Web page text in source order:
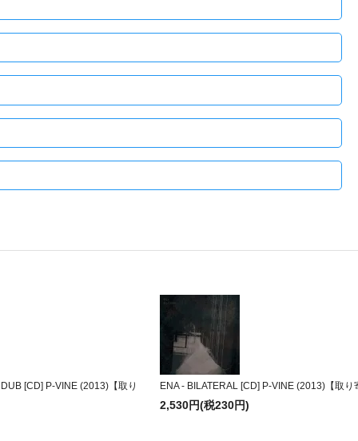
[CD] P-VINE (2013)【取り ENA - BILATERAL [CD] P-VINE (2013)【取り
2,530円(税230円)